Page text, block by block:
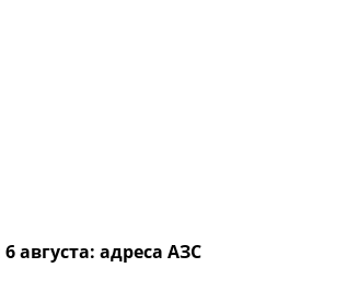
августа: адреса АЗС